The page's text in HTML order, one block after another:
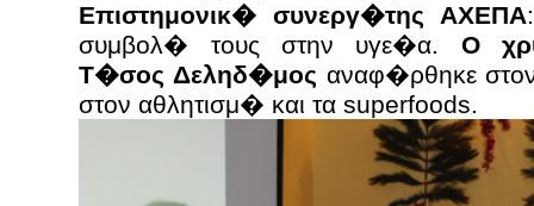
Επιστημονικ� συνεργ�της ΑΧΕΠΑ
συμβολ� τους στην υγε�α. Ο
Τ�σος Δεληδ�μος αναφ�ρθηκε
στον αθλητισμ� και τα superfoods.